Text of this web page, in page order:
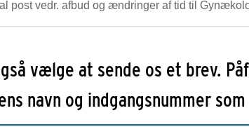
post vedr. afbud og ændringer af tid til
vælge at sende os et brev.
navn og indgangsnummer